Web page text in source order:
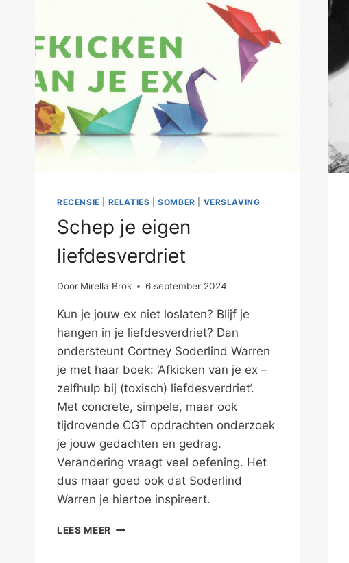
RECENSIE RELATIES |SOMBER VERSLAVING
Schep je eigen
liefdesverdriet
Door Mirella Brok 6 september 2024
Kun je jouw ex niet loslaten? Blijf je
hangen in je liefdesverdriet? Dan
ondersteunt Cortney Soderlind Warren
je met haar boek: ‘Afkicken van je ex –
zelfhulp bij (toxisch) liefdesverdriet’.
Met concrete, simpele, maar ook
tijdrovende CGT opdrachten onderzoek
je jouw gedachten en gedrag.
Verandering vraagt veel oefening. Het
dus maar goed ook dat Soderlind
Warren je hiertoe inspireert.
LEES MEER SCHEP